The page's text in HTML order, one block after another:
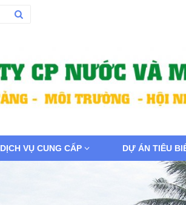
DỊCH VỤ CUNG CẤP DỰ ÁN TIÊU